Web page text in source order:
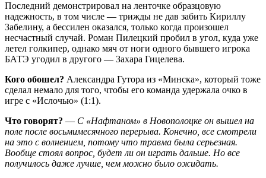
Последний демонстрировал на ленточке образцовую
надежность, в том числе — трижды не дав забить Кириллу
Забелину, а бессилен оказался, только когда произошел
несчастный случай. Роман Пилецкий пробил в угол, куда уже
летел голкипер, однако мяч от ноги одного бывшего игрока
БАТЭ угодил в другого — Захара Гицелева.
Кого обошел? Александра Гутора из «Минска», который тоже
сделал немало для того, чтобы его команда удержала очко в
игре с «Ислочью» (1:1).
Что говорят? — С «Нафтаном» в Новополоцке он вышел на
поле после восьмимесячного перерыва. Конечно, все смотрели
на это с волнением, потому что травма была серьезная.
Вообще стоял вопрос, будет ли он играть дальше. Но все
получилось даже лучше, чем можно было ожидать.